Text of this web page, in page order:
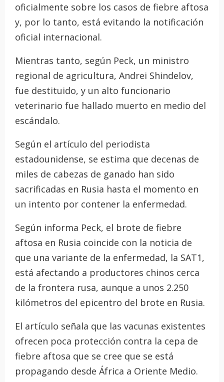
oficialmente sobre los casos de fiebre aftosa
y, por lo tanto, está evitando la notificación
oficial internacional.
Mientras tanto, según Peck, un ministro
regional de agricultura, Andrei Shindelov,
fue destituido, y un alto funcionario
veterinario fue hallado muerto en medio del
escándalo.
Según el artículo del periodista
estadounidense, se estima que decenas de
miles de cabezas de ganado han sido
sacrificadas en Rusia hasta el momento en
un intento por contener la enfermedad.
Según informa Peck, el brote de fiebre
aftosa en Rusia coincide con la noticia de
que una variante de la enfermedad, la SAT1,
está afectando a productores chinos cerca
de la frontera rusa, aunque a unos 2.250
kilómetros del epicentro del brote en Rusia.
El artículo señala que las vacunas existentes
ofrecen poca protección contra la cepa de
fiebre aftosa que se cree que se está
propagando desde África a Oriente Medio.